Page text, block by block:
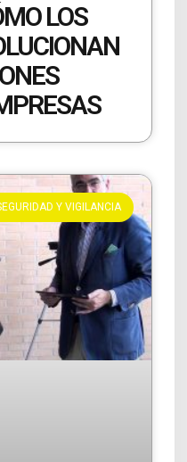
LOS
Y VIGILANCIA